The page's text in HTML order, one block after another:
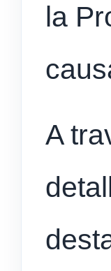
la
A